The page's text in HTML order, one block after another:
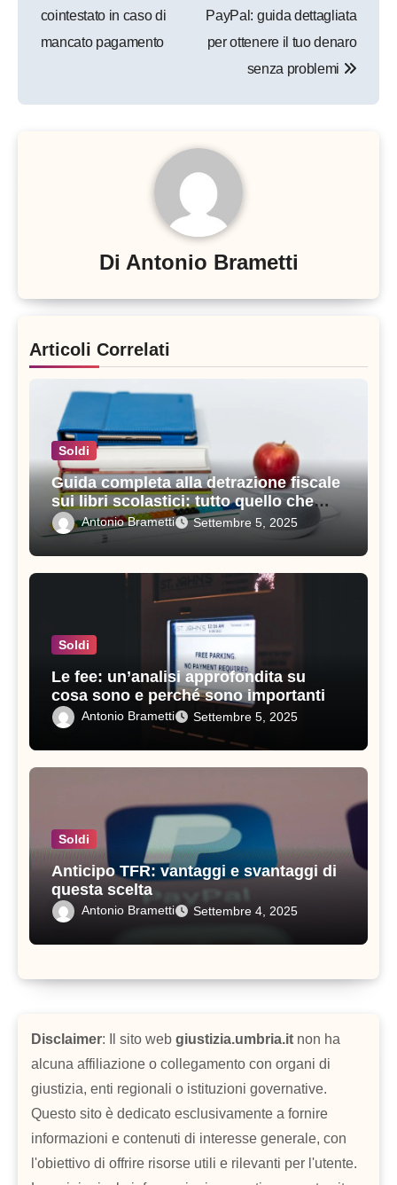
cointestato in caso di
mancato pagamento
PayPal: guida dettagliata
per ottenere il tuo denaro
senza problemi
Di Antonio Brametti
Articoli Correlati
Soldi
Guida completa alla detrazione fiscale
sui libri scolastici: tutto quello che
devi sapere
Antonio Brametti Settembre 5, 2025
Soldi
Le fee: un’analisi approfondita su
cosa sono e perché sono importanti
Antonio Brametti Settembre 5, 2025
Soldi
Anticipo TFR: vantaggi e svantaggi di
questa scelta
Antonio Brametti Settembre 4, 2025
Disclaimer: Il sito web giustizia.umbria.it non ha
alcuna affiliazione o collegamento con organi di
giustizia, enti regionali o istituzioni governative.
Questo sito è dedicato esclusivamente a fornire
informazioni e contenuti di interesse generale, con
l'obiettivo di offrire risorse utili e rilevanti per l'utente.